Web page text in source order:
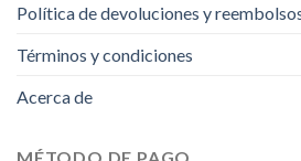
Política de devoluciones y
Términos y condiciones
Acerca de